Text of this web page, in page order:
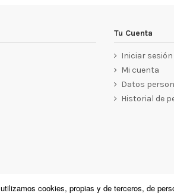
Tu Cuenta
Iniciar sesión
Mi cuenta
Datos
Historial de
utilizamos cookies, propias y de terceros, de